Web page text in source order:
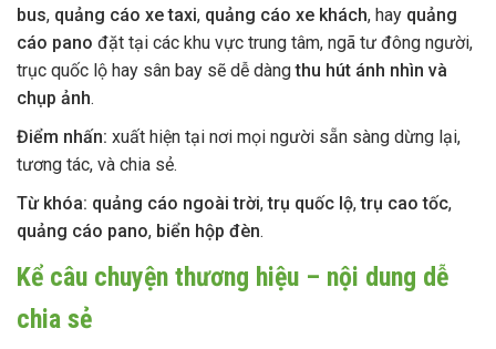
bus, quảng cáo xe taxi, quảng cáo xe khách, hay quảng
cáo pano đặt tại các khu vực trung tâm, ngã tư đông người,
trục quốc lộ hay sân bay sẽ dễ dàngthu hút ánh nhìn và
chụp ảnh.
Điểm nhấn: xuất hiện tại nơi mọi người sẵn sàng dừng lại,
tương tác, và chia sẻ.
Từ khóa: quảng cáo ngoài trời,trụ quốc lộ,trụ cao tốc,
quảng cáo pano, biển hộp đèn.
Kể câu chuyện thương hiệu – nội dung dễ
chia sẻ